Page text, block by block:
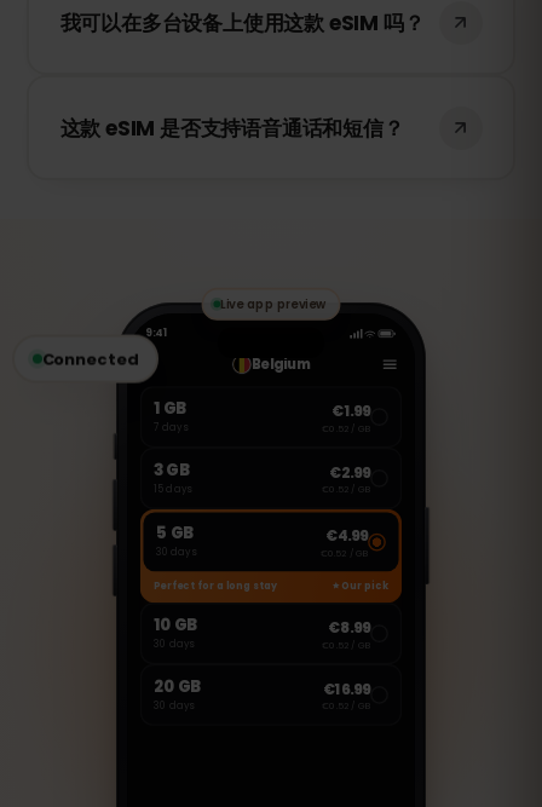
印度尼西亚 提供 5G 网络的地区支持 5G，
我可以在多台设备上使用这款 eSIM 吗？
用。如果您更换设备，则需要购买新的
这款 eSIM 是否支持语音通话和短信？